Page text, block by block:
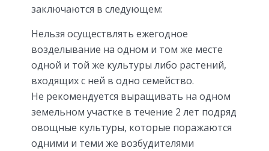
заключаются в следующем:
Нельзя осуществлять ежегодное
возделывание на одном и том же месте
одной и той же культуры либо растений,
входящих с ней в одно семейство.
Не рекомендуется выращивать на одном
земельном участке в течение 2 лет подряд
овощные культуры, которые поражаются
одними и теми же возбудителями